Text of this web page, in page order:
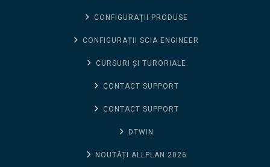
CONFIGURAȚII PRODUSE
CONFIGURAȚII SCIA ENGINEER
CURSURI ȘI TURORIALE
CONTACT SUPPORT
CONTACT SUPPORT
DTWIN
NOUTĂȚI ALLPLAN 2026